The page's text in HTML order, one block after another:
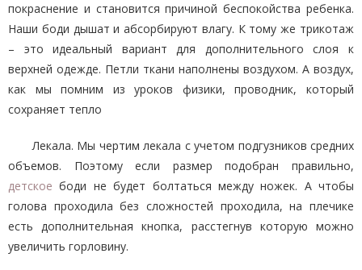
покраснение и становится причиной беспокойства ребенка.
Наши боди дышат и абсорбируют влагу. К тому же трикотаж
– это идеальный вариант для дополнительного слоя к
верхней одежде. Петли ткани наполнены воздухом. А воздух,
как мы помним из уроков физики, проводник, который
сохраняет тепло
Лекала. Мы чертим лекала с учетом подгузников средних
объемов. Поэтому если размер подобран правильно,
детское боди не будет болтаться между ножек. А чтобы
голова проходила без сложностей проходила, на плечике
есть дополнительная кнопка, расстегнув которую можно
увеличить горловину.